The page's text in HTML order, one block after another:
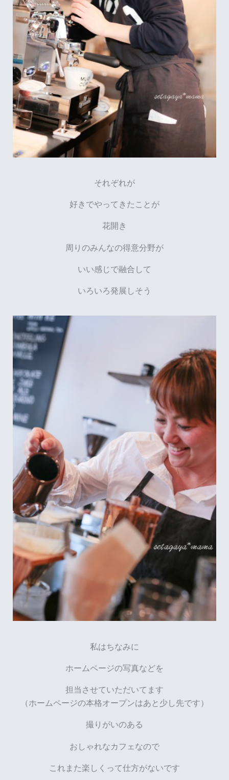
それぞれが
好きでやってきたことが
花開き
周りのみんなの得意分野が
いい感じで融合して
いろいろ発展しそう
私はちなみに
ホームページの写真などを
担当させていただいてます
（ホームページの本格オープンはあと少し先です）
撮りがいのある
おしゃれなカフェなので
これまた楽しくって仕方がないです